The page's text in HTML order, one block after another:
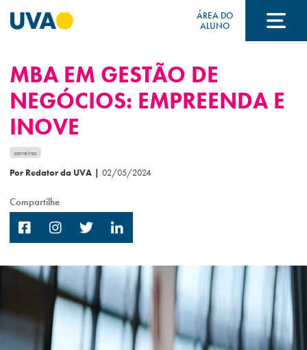
ÁREA DO
ALUNO
A UVA
CURSOS
FORMAS DE INGRESSO
FINANCIAMENTO E BOLSAS
Acontece na UVA
Campi/Unidades
MBA EM GESTÃO DE
NEGÓCIOS: EMPREENDA E
INOVE
carreiras
Por Redator da UVA | 02/05/2024
Compartilhe